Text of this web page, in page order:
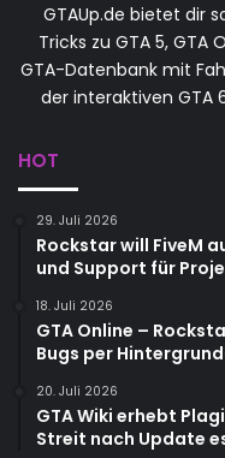
GTAUp.de bietet dir
Tricks zu GTA 5, GTA
GTA-Datenbank mit
der interaktiven GTA
HOT
29. Juli 2026
Rockstar will FiveM
und Support für
18. Juli 2026
GTA Online –
Bugs per
20. Juli 2026
GTA Wiki erhebt
Streit nach Update